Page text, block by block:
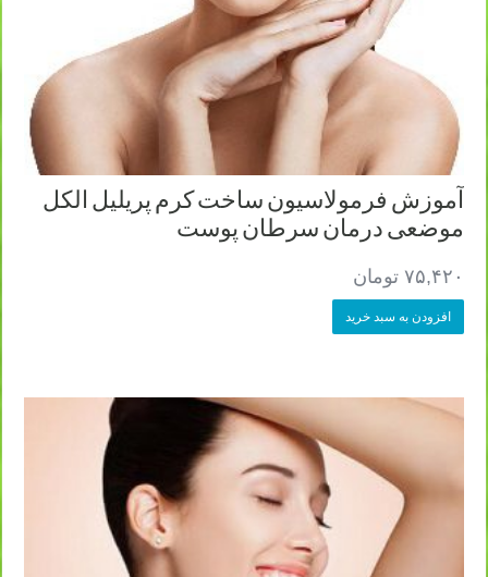
آموزش فرمولاسیون ساخت کرم پریلیل الکل
موضعی درمان سرطان پوست
۷۵,۴۲۰ تومان
افزودن به سبد خرید